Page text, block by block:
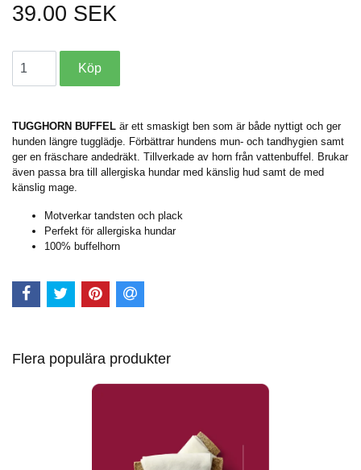
39.00 SEK
TUGGHORN BUFFEL är ett smaskigt ben som är både nyttigt och ger
hunden längre tugglädje. Förbättrar hundens mun- och tandhygien samt
ger en fräschare andedräkt. Tillverkade av horn från vattenbuffel. Brukar
även passa bra till allergiska hundar med känslig hud samt de med
känslig mage.
Motverkar tandsten och plack
Perfekt för allergiska hundar
100% buffelhorn
Flera populära produkter